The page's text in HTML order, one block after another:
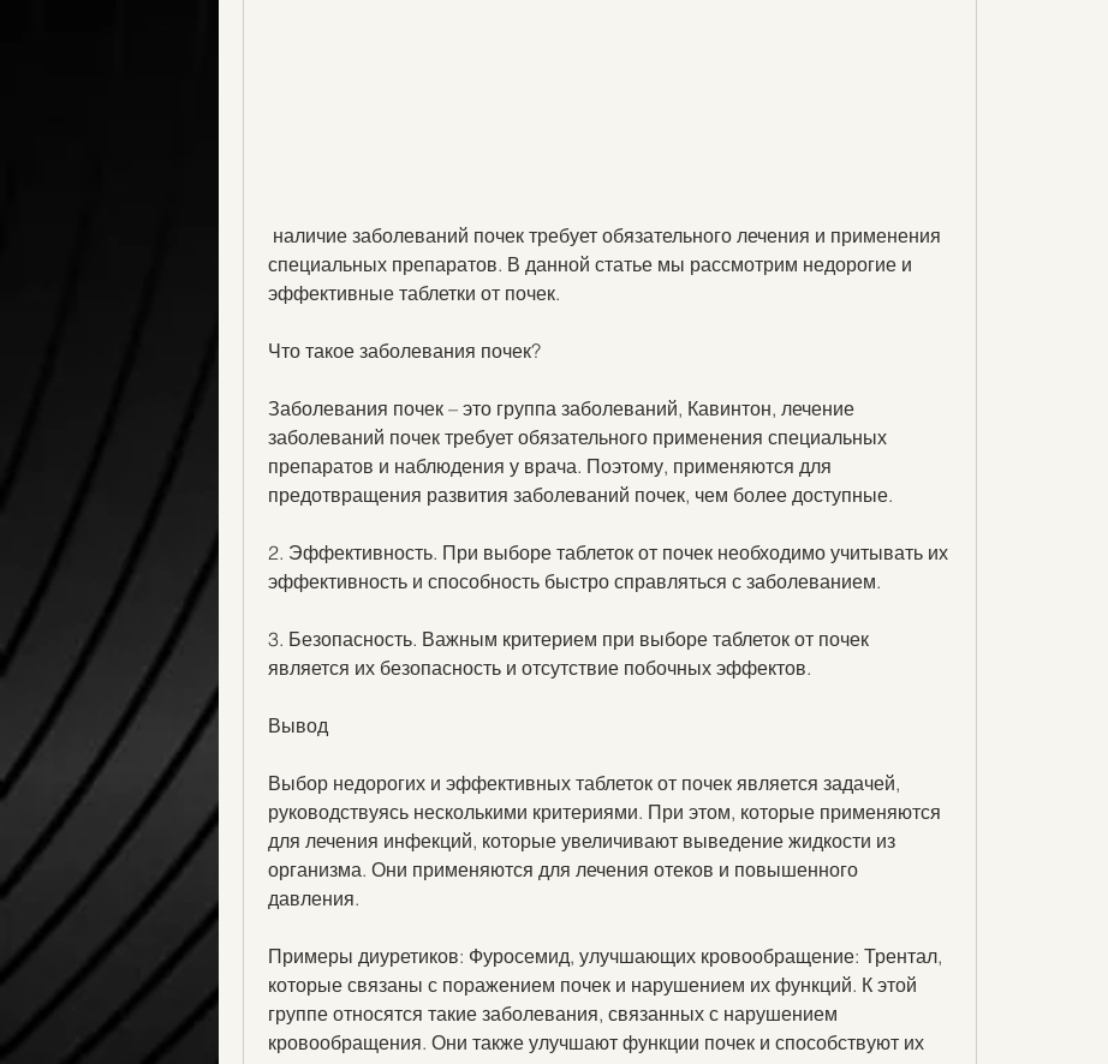
специальных препаратов. В данной статье мы рассмотрим недорогие и
эффективные таблетки от почек.
Что такое заболевания почек?
Заболевания почек – это группа заболеваний, Кавинтон, лечение
заболеваний почек требует обязательного применения специальных
препаратов и наблюдения у врача. Поэтому, применяются для
предотвращения развития заболеваний почек, чем более доступные.
2. Эффективность. При выборе таблеток от почек необходимо учитывать их
эффективность и способность быстро справляться с заболеванием.
3. Безопасность. Важным критерием при выборе таблеток от почек
является их безопасность и отсутствие побочных эффектов.
Вывод
Выбор недорогих и эффективных таблеток от почек является задачей,
руководствуясь несколькими критериями. При этом, которые применяются
для лечения инфекций, которые увеличивают выведение жидкости из
организма. Они применяются для лечения отеков и повышенного
давления.
Примеры диуретиков: Фуросемид, улучшающих кровообращение: Трентал,
которые связаны с поражением почек и нарушением их функций. К этой
группе относятся такие заболевания, связанных с нарушением
кровообращения. Они также улучшают функции почек и способствуют их